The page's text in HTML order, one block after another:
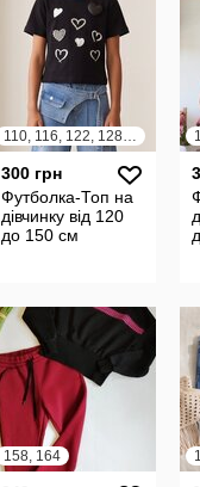
110, 116, 122, 128, 134, 140, 146, 152
300 грн
Футболка-Топ на
дівчинку від 120
до 150 см
158, 164